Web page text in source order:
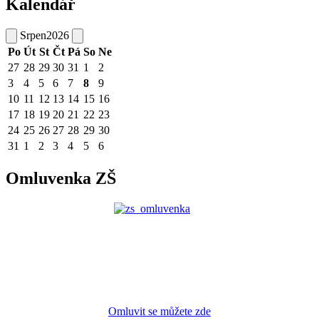
Kalendář
Srpen2026
Po Út St Čt Pá So Ne
27 28 29 30 31 1
2
3
4 5 6 7 8
9
10 11 12 13 14 15 16
17 18 19 20 21 22 23
24 25 26 27 28 29 30
31 1 2 3 4 5 6
Omluvenka ZŠ
Omluvit se můžete zde